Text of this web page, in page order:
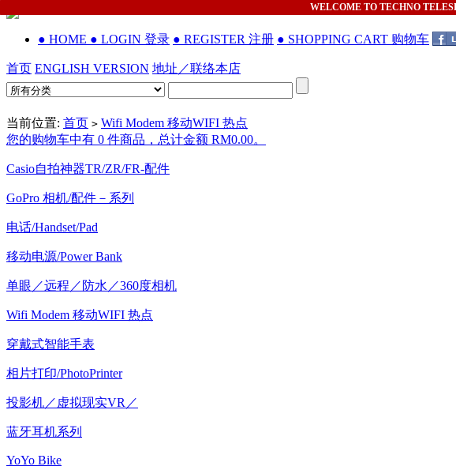
WELCOME TO TECHNO
● HOME ● LOGIN 登录 ● REGISTER 注册 ● SHOPPING CART 购物车
首页 ENGLISH VERSION 地址／联络本店
当前位置: 首页 > Wifi Modem 移动WIFI 热点
您的购物车中有 0 件商品，总计金额 RM0.00。
Casio自拍神器TR/ZR/FR-配件
GoPro 相机/配件－系列
电话/Handset/Pad
移动电源/Power Bank
单眼／远程／防水／360度相机
Wifi Modem 移动WIFI 热点
穿戴式智能手表
相片打印/PhotoPrinter
投影机／虚拟现实VR／
蓝牙耳机系列
YoYo Bike